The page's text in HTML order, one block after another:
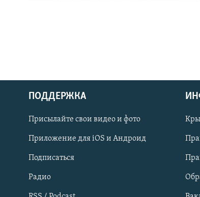
Українською
Qırımtatar
ПРИСОЕДИНЯЙТЕСЬ!
ПОДДЕРЖКА
Присылайте свои видео и фото
Приложение для iOS и Андроид
Подписаться
Радио